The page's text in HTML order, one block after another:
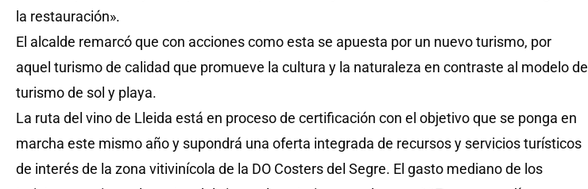
la restauración».
El alcalde remarcó que con acciones como esta se apuesta por un nuevo turismo, por
aquel turismo de calidad que promueve la cultura y la naturaleza en contraste al modelo de
turismo de sol y playa.
La ruta del vino de Lleida está en proceso de certificación con el objetivo que se ponga en
marcha este mismo año y supondrá una oferta integrada de recursos y servicios turísticos
de interés de la zona vitivinícola de la DO Costers del Segre. El gasto mediano de los